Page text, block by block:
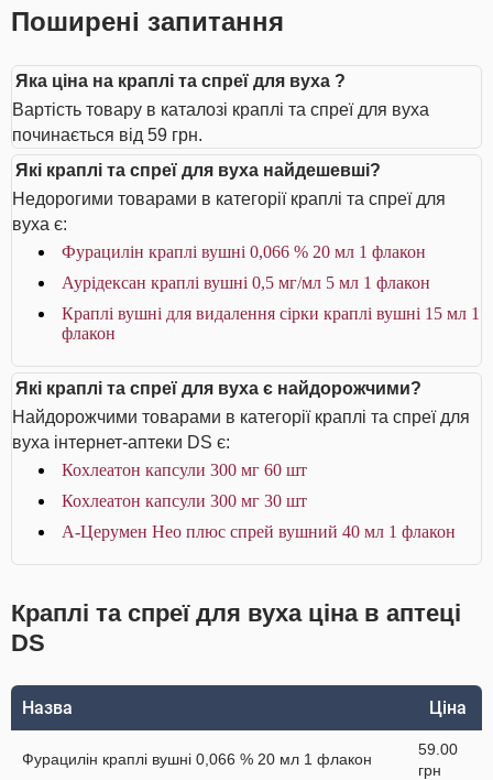
Поширені запитання
Яка ціна на краплі та спреї для вуха ?
Вартість товару в каталозі краплі та спреї для вуха
починається від 59 грн.
Які краплі та спреї для вуха найдешевші?
Недорогими товарами в категорії краплі та спреї для
вуха є:
Фурацилін краплі вушні 0,066 % 20 мл 1 флакон
Аурiдексан краплі вушні 0,5 мг/мл 5 мл 1 флакон
Краплі вушні для видалення сірки краплі вушні 15 мл 1
флакон
Які краплі та спреї для вуха є найдорожчими?
Найдорожчими товарами в категорії краплі та спреї для
вуха інтернет-аптеки DS є:
Кохлеатон капсули 300 мг 60 шт
Кохлеатон капсули 300 мг 30 шт
А-Церумен Нео плюс спрей вушний 40 мл 1 флакон
Краплі та спреї для вуха ціна в аптеці
DS
Назва Ціна
Фурацилін краплі вушні 0,066 % 20 мл 1 флакон
59.00
грн